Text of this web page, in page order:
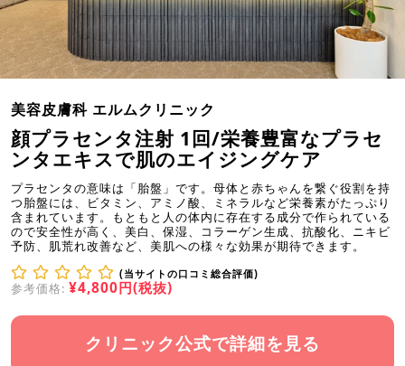
美容皮膚科 エルムクリニック
顔プラセンタ注射 1回/栄養豊富なプラセ
ンタエキスで肌のエイジングケア
プラセンタの意味は「胎盤」です。母体と赤ちゃんを繋ぐ役割を持
つ胎盤には、ビタミン、アミノ酸、ミネラルなど栄養素がたっぷり
含まれています。もともと人の体内に存在する成分で作られている
ので安全性が高く、美白、保湿、コラーゲン生成、抗酸化、ニキビ
予防、肌荒れ改善など、美肌への様々な効果が期待できます。
(当サイトの口コミ総合評価)
参考価格: ¥4,800円(税抜)
クリニック公式で詳細を見る